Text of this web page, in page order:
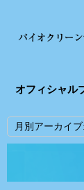
オフィシャル
月別アーカイブ: